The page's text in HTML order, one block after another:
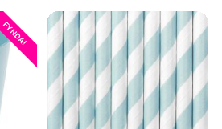
FYNDA!